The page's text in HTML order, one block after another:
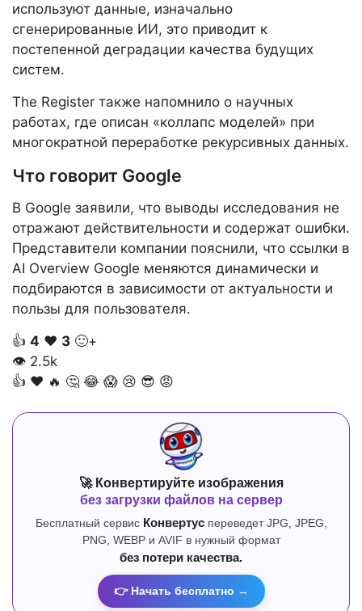
используют данные, изначально
сгенерированные ИИ, это приводит к
постепенной деградации качества будущих
систем.
The Register также напомнило о научных
работах, где описан «коллапс моделей» при
многократной переработке рекурсивных данных.
Что говорит Google
В Google заявили, что выводы исследования не
отражают действительности и содержат ошибки.
Представители компании пояснили, что ссылки в
AI Overview Google меняются динамически и
подбираются в зависимости от актуальности и
пользы для пользователя.
👍 4 ❤️ 3 🙂+
👁 2.5k
👍 ❤️ 🔥 🤔 😂 😱 😢 😎 😡
🚀 Конвертируйте изображения
без загрузки файлов на сервер
Бесплатный сервис Конвертуспереведет JPG, JPEG,
PNG, WEBP и AVIF в нужный формат
без потери качества.
👉 Начать бесплатно →